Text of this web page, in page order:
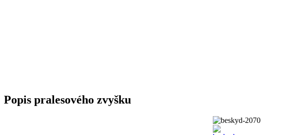
Popis pralesového zvyšku